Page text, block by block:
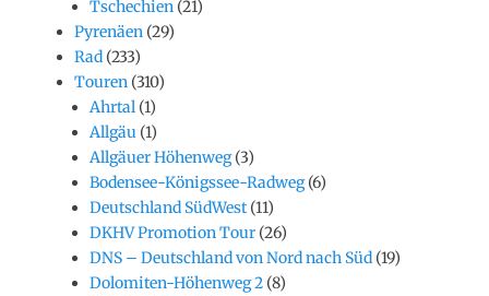
Tschechien (21)
Pyrenäen (29)
Rad (233)
Touren (310)
Ahrtal (1)
Allgäu (1)
Allgäuer Höhenweg(3)
Bodensee-Königssee-Radweg(6)
Deutschland SüdWest(11)
DKHV Promotion Tour (26)
DNS – Deutschland von Nord nach Süd (19)
Dolomiten-Höhenweg 2 (8)